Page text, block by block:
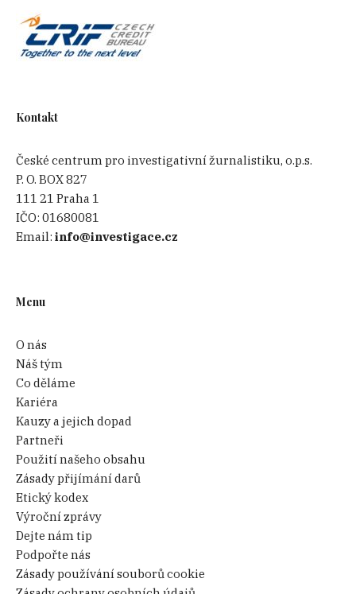
Kontakt
České centrum pro investigativní žurnalistiku, o.p.s.
P. O. BOX 827
111 21 Praha 1
IČO:01680081
Email:info@investigace.cz
Menu
O nás
Náš tým
Co děláme
Kariéra
Kauzy a jejich dopad
Partneři
Použití našeho obsahu
Zásady přijímání darů
Etický kodex
Výroční zprávy
Dejte nám tip
Podpořte nás
Zásady používání souborů cookie